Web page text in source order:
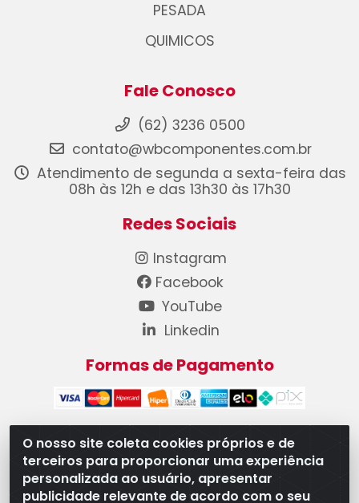
O nosso site coleta cookies próprios e de
terceiros para proporcionar uma experiência
personalizada ao usuário, apresentar
publicidade relevante de acordo com o seu
PESADA
QUIMICOS
Fale Conosco
(62) 3236 0500
contato@wbcomponentes.com.br
Atendimento de segunda a sexta-feira das
08h às 12h e das 13h30 às 17h30
Redes Sociais
Instagram
Facebook
YouTube
Linkedin
Formas de Pagamento
WB Componentes Automotivos LTDA - CNPJ
08.528.393/0001-12 - Rua do Níquel, 667 - Parque
Oeste Industrial, Goiânia/GO - CEP 74375-660